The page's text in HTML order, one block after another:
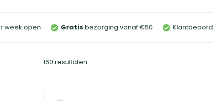
week open Gratis bezorging vanaf €50
160 resultaten